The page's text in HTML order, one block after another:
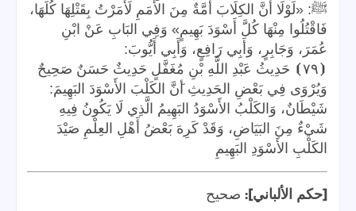
ﷺ: «لَوْلَا أَنَّ الكِلَابَ أُمَّةٌ مِنَ الأُمَمِ لَأَمَرْتُ بِقَتْلِهَا كُلِّهَا،
فَاقْتُلُوا مِنْهَا كُلَّ أَسْوَدَ بَهِيمٍ» وَفِي البَابِ عَنْ ابْنِ
عُمَرَ، وَجَابِرٍ، وَأَبِي رَافِعٍ، وَأَبِي أَيُّوبَ:
⦗٧٩⦘ حَدِيثُ عَبْدِ اللَّهِ بْنِ مُغَفَّلٍ حَدِيثٌ حَسَنٌ صَحِيحٌ
وَيُرْوَى فِي بَعْضِ الحَدِيثِ أَنَّ الكَلْبَ الأَسْوَدَ البَهِيمَ:
شَيْطَانٌ، وَالكَلْبُ الأَسْوَدُ البَهِيمُ الَّذِي لَا يَكُونُ فِيهِ
شَيْءٌ مِنَ البَيَاضِ، وَقَدْ كَرِهَ بَعْضُ أَهْلِ العِلْمِ صَيْدَ
الكَلْبِ الأَسْوَدِ البَهِيمِ
[حكم الألباني]: صحيح